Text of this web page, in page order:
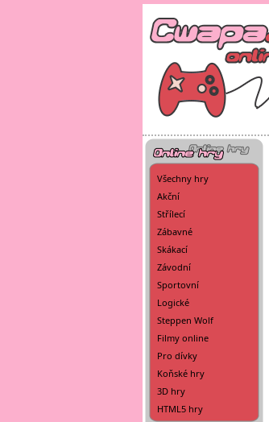
Všechny hry
Akční
Střílecí
Zábavné
Skákací
Závodní
Sportovní
Logické
Steppen Wolf
Filmy online
Pro dívky
Koňské hry
3D hry
HTML5 hry